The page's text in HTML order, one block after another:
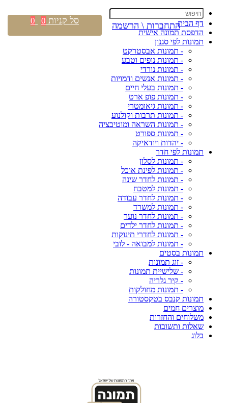
דף הבית
הדפסת תמונה אישית
תמונות לפי סגנון
- תמונות אבסטרקט
- תמונות נופים וטבע
- תמונות נורדי
- תמונות אנשים ודמויות
- תמונות בעלי חיים
- תמונות פופ ארט
- תמונות גיאומטרי
- תמונות תרבות וקולנוע
- תמונות השראה ומוטיבציה
- תמונות ספורט
- יהדות ויודאיקה
תמונות לפי חדר
- תמונות לסלון
- תמונות לפינת אוכל
- תמונות לחדר שינה
- תמונות למטבח
- תמונות לחדר עבודה
- תמונות למשרד
- תמונות לחדר נוער
- תמונות לחדר ילדים
- תמונות לחדרי תינוקות
- תמונות למבואה - לובי
תמונות בסטים
- זוג תמונות
- שלישיית תמונות
- קיר גלריה
- תמונות מחולקות
תמונות קנבס בטקסטורה
מוצרים חמים
משלוחים והחזרות
שאלות ותשובות
בלוג
התחברות \ הרשמה סל קניות 0
0